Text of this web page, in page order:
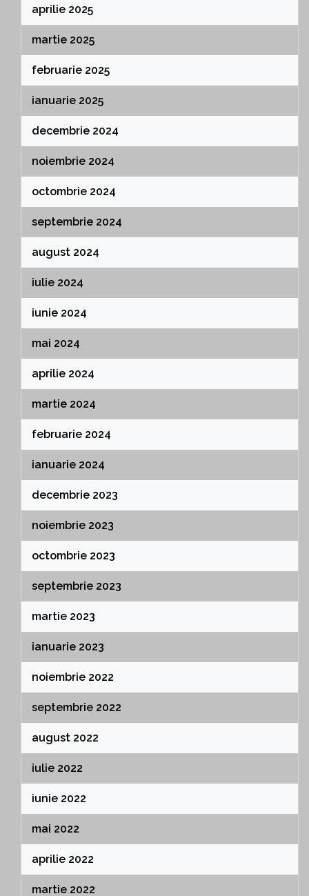
aprilie 2025
martie 2025
februarie 2025
ianuarie 2025
decembrie 2024
noiembrie 2024
octombrie 2024
septembrie 2024
august 2024
iulie 2024
iunie 2024
mai 2024
aprilie 2024
martie 2024
februarie 2024
ianuarie 2024
decembrie 2023
noiembrie 2023
octombrie 2023
septembrie 2023
martie 2023
ianuarie 2023
noiembrie 2022
septembrie 2022
august 2022
iulie 2022
iunie 2022
mai 2022
aprilie 2022
martie 2022